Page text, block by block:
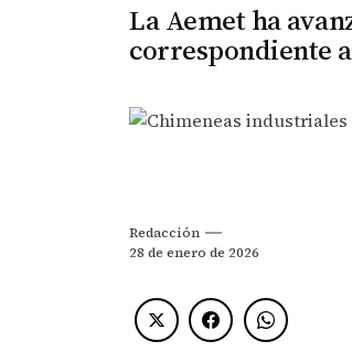
La Aemet ha
correspondiente
Redacción
28 de enero de 2026